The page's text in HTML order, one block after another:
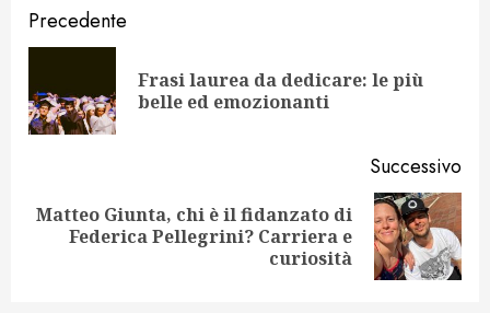
Navigazione
articolo
Precedente
Frasi laurea da dedicare: le più
belle ed emozionanti
Successivo
Articolo
Matteo Giunta, chi è il fidanzato di
Federica Pellegrini? Carriera e
curiosità